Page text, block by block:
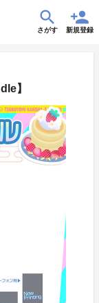
さがす 新規登録
】